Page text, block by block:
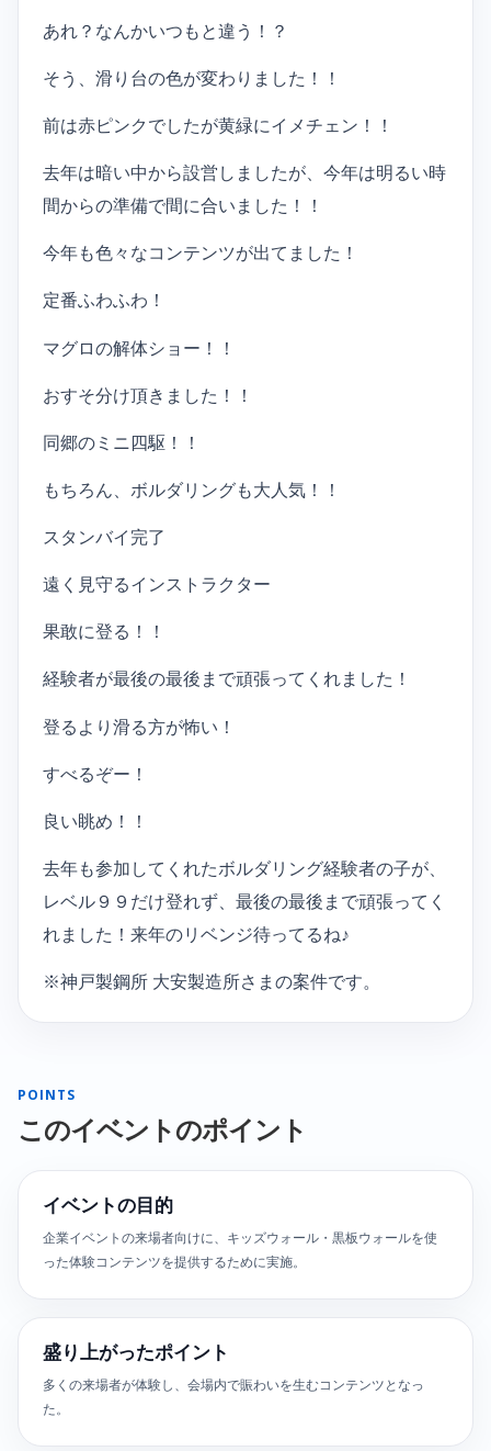
あれ？なんかいつもと違う！？
そう、滑り台の色が変わりました！！
前は赤ピンクでしたが黄緑にイメチェン！！
去年は暗い中から設営しましたが、今年は明るい時
間からの準備で間に合いました！！
今年も色々なコンテンツが出てました！
定番ふわふわ！
マグロの解体ショー！！
おすそ分け頂きました！！
同郷のミニ四駆！！
もちろん、ボルダリングも大人気！！
スタンバイ完了
遠く見守るインストラクター
果敢に登る！！
経験者が最後の最後まで頑張ってくれました！
登るより滑る方が怖い！
すべるぞー！
良い眺め！！
去年も参加してくれたボルダリング経験者の子が、
レベル９９だけ登れず、最後の最後まで頑張ってく
れました！来年のリベンジ待ってるね♪
※神戸製鋼所 大安製造所さまの案件です。
POINTS
このイベントのポイント
イベントの目的
企業イベントの来場者向けに、キッズウォール・黒板ウォールを使
った体験コンテンツを提供するために実施。
盛り上がったポイント
多くの来場者が体験し、会場内で賑わいを生むコンテンツとなっ
た。